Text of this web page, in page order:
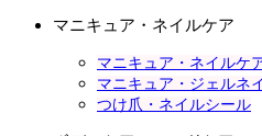
マニキュア・ネイルケア
マニキュア・ネイルケ
マニキュア・ジェルネ
つけ爪・ネイルシール